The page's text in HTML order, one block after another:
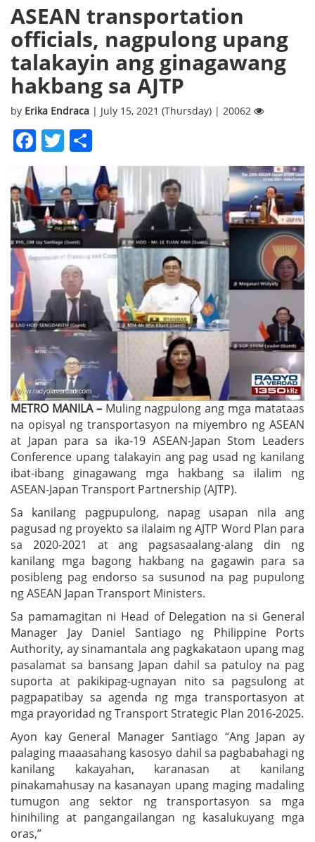
ASEAN transportation
officials, nagpulong upang
talakayin ang ginagawang
hakbang sa AJTP
by Erika Endraca | July 15, 2021 (Thursday) | 20062
Facebook
Twitter
METRO MANILA – Muling nagpulong ang mga matataas
na opisyal ng transportasyon na miyembro ng ASEAN
at Japan para sa ika-19 ASEAN-Japan Stom Leaders
Conference upang talakayin ang pag usad ng kanilang
ibat-ibang ginagawang mga hakbang sa ilalim ng
ASEAN-Japan Transport Partnership (AJTP).
Sa kanilang pagpupulong, napag usapan nila ang
pagusad ng proyekto sa ilalaim ng AJTP Word Plan para
sa 2020-2021 at ang pagsasaalang-alang din ng
kanilang mga bagong hakbang na gagawin para sa
posibleng pag endorso sa susunod na pag pupulong
ng ASEAN Japan Transport Ministers.
Sa pamamagitan ni Head of Delegation na si General
Manager Jay Daniel Santiago ng Philippine Ports
Authority, ay sinamantala ang pagkakataon upang mag
pasalamat sa bansang Japan dahil sa patuloy na pag
suporta at pakikipag-ugnayan nito sa pagsulong at
pagpapatibay sa agenda ng mga transportasyon at
mga prayoridad ng Transport Strategic Plan 2016-2025.
Ayon kay General Manager Santiago “Ang Japan ay
palaging maaasahang kasosyo dahil sa pagbabahagi ng
kanilang kakayahan, karanasan at kanilang
pinakamahusay na kasanayan upang maging madaling
tumugon ang sektor ng transportasyon sa mga
hinihiling at pangangailangan ng kasalukuyang mga
oras,”